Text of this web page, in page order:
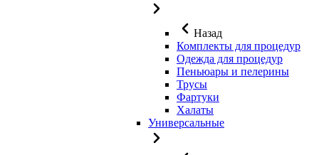
Назад
Комплекты для процедур
Одежда для процедур
Пеньюары и пелерины
Трусы
Фартуки
Халаты
Универсальные